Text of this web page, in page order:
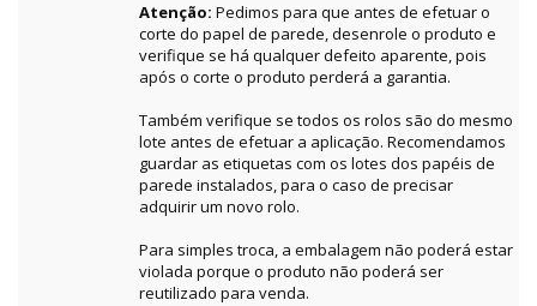
Atenção: Pedimos para que antes de efetuar o
corte do papel de parede, desenrole o produto e
verifique se há qualquer defeito aparente, pois
após o corte o produto perderá a garantia.
Também verifique se todos os rolos são do mesmo
lote antes de efetuar a aplicação. Recomendamos
guardar as etiquetas com os lotes dos papéis de
parede instalados, para o caso de precisar
adquirir um novo rolo.
Para simples troca, a embalagem não poderá estar
violada porque o produto não poderá ser
reutilizado para venda.